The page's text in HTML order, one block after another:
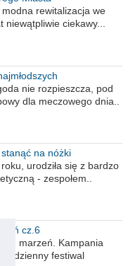
modna rewitalizacja we
niewątpliwie ciekawy...
nie rozpieszcza, pod
dla meczowego dnia..
na nóżki
urodziła się z bardzo
- zespołem..
cz.6
marzeń. Kampania
festiwal